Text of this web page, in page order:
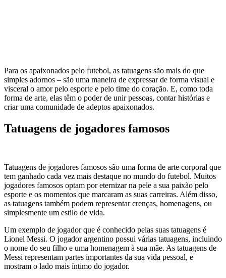
Para os apaixonados pelo futebol, as tatuagens são mais do que
simples adornos – são uma maneira de expressar de forma visual e
visceral o amor pelo esporte e pelo time do coração. E, como toda
forma de arte, elas têm o poder de unir pessoas, contar histórias e
criar uma comunidade de adeptos apaixonados.
Tatuagens de jogadores famosos
Tatuagens de jogadores famosos são uma forma de arte corporal que
tem ganhado cada vez mais destaque no mundo do futebol. Muitos
jogadores famosos optam por eternizar na pele a sua paixão pelo
esporte e os momentos que marcaram as suas carreiras. Além disso,
as tatuagens também podem representar crenças, homenagens, ou
simplesmente um estilo de vida.
Um exemplo de jogador que é conhecido pelas suas tatuagens é
Lionel Messi. O jogador argentino possui várias tatuagens, incluindo
o nome do seu filho e uma homenagem à sua mãe. As tatuagens de
Messi representam partes importantes da sua vida pessoal, e
mostram o lado mais íntimo do jogador.